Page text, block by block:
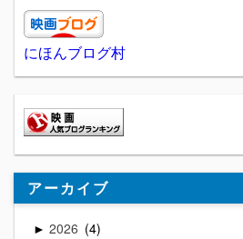
にほんブログ村
アーカイブ
► 2026 4